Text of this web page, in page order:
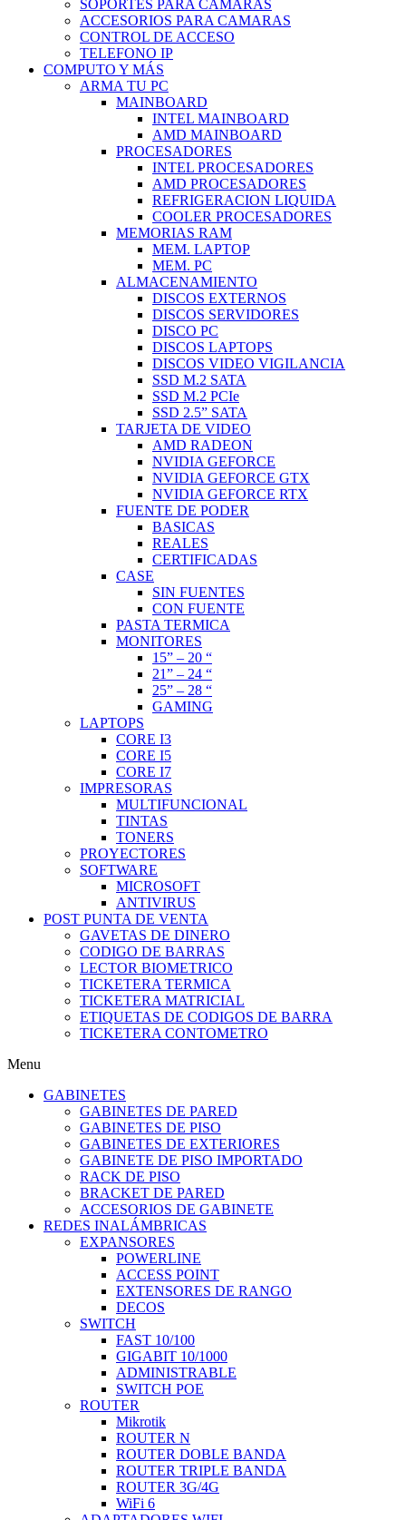
SOPORTES PARA CAMARAS
ACCESORIOS PARA CAMARAS
CONTROL DE ACCESO
TELEFONO IP
COMPUTO Y MÁS
ARMA TU PC
MAINBOARD
INTEL MAINBOARD
AMD MAINBOARD
PROCESADORES
INTEL PROCESADORES
AMD PROCESADORES
REFRIGERACION LIQUIDA
COOLER PROCESADORES
MEMORIAS RAM
MEM. LAPTOP
MEM. PC
ALMACENAMIENTO
DISCOS EXTERNOS
DISCOS SERVIDORES
DISCO PC
DISCOS LAPTOPS
DISCOS VIDEO VIGILANCIA
SSD M.2 SATA
SSD M.2 PCIe
SSD 2.5” SATA
TARJETA DE VIDEO
AMD RADEON
NVIDIA GEFORCE
NVIDIA GEFORCE GTX
NVIDIA GEFORCE RTX
FUENTE DE PODER
BASICAS
REALES
CERTIFICADAS
CASE
SIN FUENTES
CON FUENTE
PASTA TERMICA
MONITORES
15” – 20 “
21” – 24 “
25” – 28 “
GAMING
LAPTOPS
CORE I3
CORE I5
CORE I7
IMPRESORAS
MULTIFUNCIONAL
TINTAS
TONERS
PROYECTORES
SOFTWARE
MICROSOFT
ANTIVIRUS
POST PUNTA DE VENTA
GAVETAS DE DINERO
CODIGO DE BARRAS
LECTOR BIOMETRICO
TICKETERA TERMICA
TICKETERA MATRICIAL
ETIQUETAS DE CODIGOS DE BARRA
TICKETERA CONTOMETRO
Menu
GABINETES
GABINETES DE PARED
GABINETES DE PISO
GABINETES DE EXTERIORES
GABINETE DE PISO IMPORTADO
RACK DE PISO
BRACKET DE PARED
ACCESORIOS DE GABINETE
REDES INALÁMBRICAS
EXPANSORES
POWERLINE
ACCESS POINT
EXTENSORES DE RANGO
DECOS
SWITCH
FAST 10/100
GIGABIT 10/1000
ADMINISTRABLE
SWITCH POE
ROUTER
Mikrotik
ROUTER N
ROUTER DOBLE BANDA
ROUTER TRIPLE BANDA
ROUTER 3G/4G
WiFi 6